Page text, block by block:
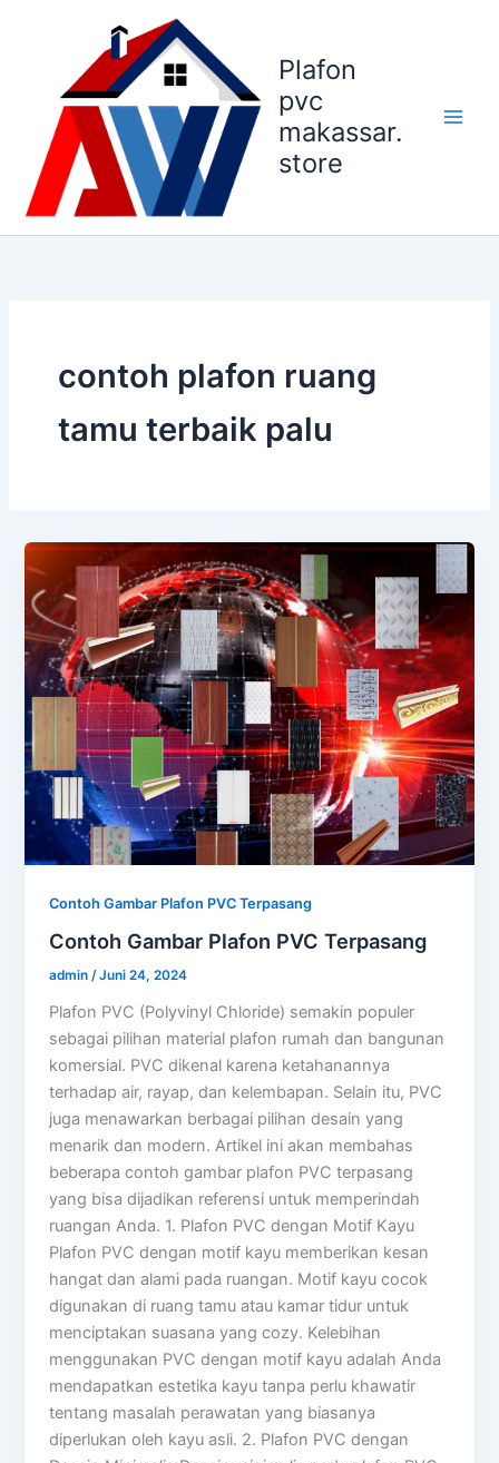
Plafon
pvc
makassar.
store
contoh plafon ruang
tamu terbaik palu
Contoh Gambar Plafon PVC Terpasang
Contoh Gambar Plafon PVC Terpasang
admin/Juni 24, 2024
Plafon PVC (Polyvinyl Chloride) semakin populer
sebagai pilihan material plafon rumah dan bangunan
komersial. PVC dikenal karena ketahanannya
terhadap air, rayap, dan kelembapan. Selain itu, PVC
juga menawarkan berbagai pilihan desain yang
menarik dan modern. Artikel ini akan membahas
beberapa contoh gambar plafon PVC terpasang
yang bisa dijadikan referensi untuk memperindah
ruangan Anda. 1. Plafon PVC dengan Motif Kayu
Plafon PVC dengan motif kayu memberikan kesan
hangat dan alami pada ruangan. Motif kayu cocok
digunakan di ruang tamu atau kamar tidur untuk
menciptakan suasana yang cozy. Kelebihan
menggunakan PVC dengan motif kayu adalah Anda
mendapatkan estetika kayu tanpa perlu khawatir
tentang masalah perawatan yang biasanya
diperlukan oleh kayu asli. 2. Plafon PVC dengan